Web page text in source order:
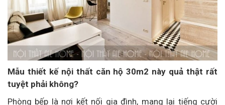
Mẫu thiết kế nội thất căn hộ 30m2 này quả thật rất
tuyệt phải không?
Phòng bếp là nơi kết nối gia đình, mang lại tiếng cười